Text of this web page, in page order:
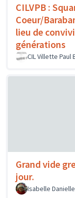
CILVPB :
Coeur/
lieu de
générations
CIL Villette Paul
Grand vide
jour.
Isabelle Danielle